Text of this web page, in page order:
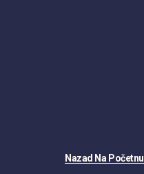
Nazad Na Početnu